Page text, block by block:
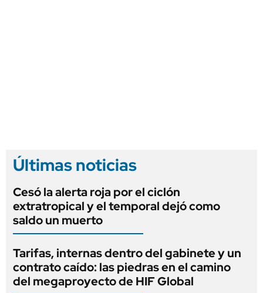
Últimas noticias
Cesó la alerta roja por el ciclón
extratropical y el temporal dejó como
saldo un muerto
Tarifas, internas dentro del gabinete y un
contrato caído: las piedras en el camino
del megaproyecto de HIF Global